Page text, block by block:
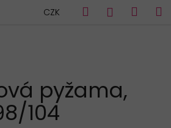
CZK Hledat
pyžama,
104